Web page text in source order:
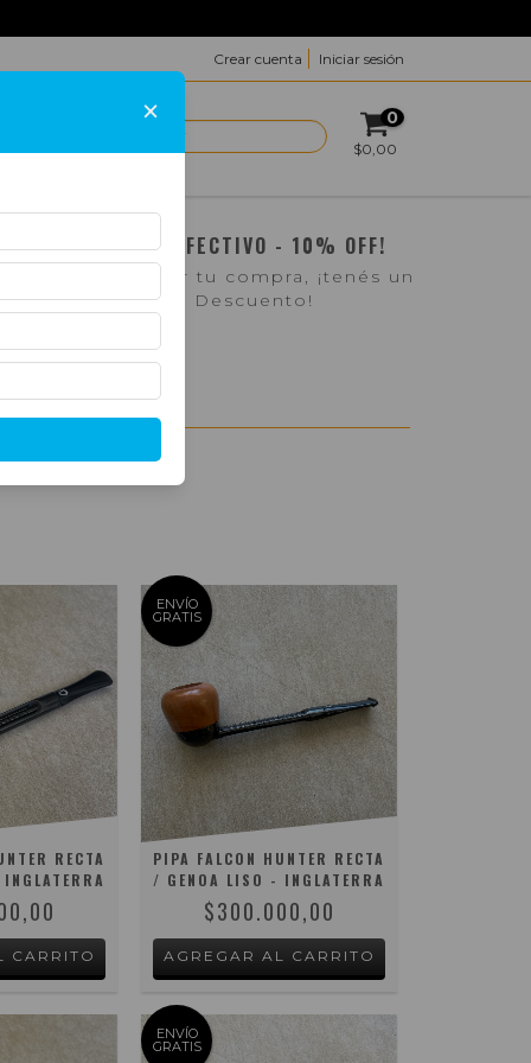
Crear cuenta Iniciar sesión
0
$0,00
¡PAGO EN EFECTIVO - 10% OFF!
Si pasás a retirar tu compra, ¡tenés un
10% de Descuento!
RECTA
ENVÍO
GRATIS
PIPA FALCON HUNTER RECTA
/ GENOA LISO - INGLATERRA
$300.000,00
ENVÍO
GRATIS
×